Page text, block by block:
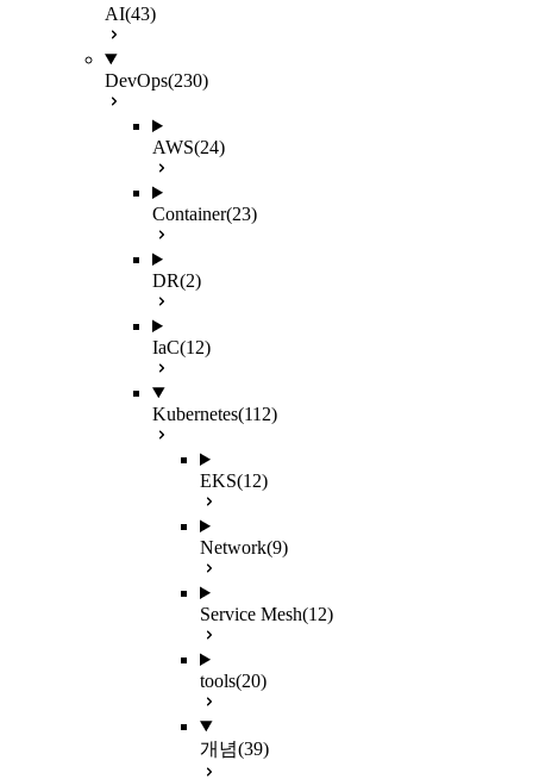
AI(43)
DevOps(230)
AWS(24)
Container(23)
DR(2)
IaC(12)
Kubernetes(112)
EKS(12)
Network(9)
Service Mesh(12)
tools(20)
개념(39)